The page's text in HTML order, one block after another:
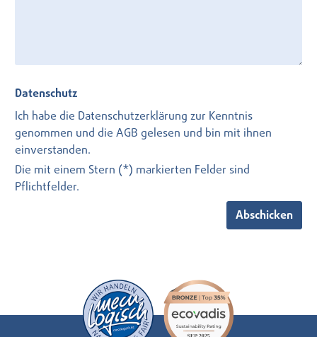
Datenschutz
Ich habe die Datenschutzerklärung zur Kenntnis
genommen und die AGB gelesen und bin mit ihnen
einverstanden.
Die mit einem Stern (*) markierten Felder sind
Pflichtfelder.
Abschicken